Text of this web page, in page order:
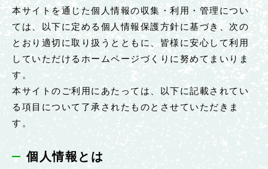
本サイトを通じた個人情報の収集・利用・管理につい
ては、以下に定める個人情報保護方針に基づき、次の
とおり適切に取り扱うとともに、皆様に安心して利用
していただけるホームページづくりに努めてまいりま
す。
本サイトのご利用にあたっては、以下に記載されてい
る項目について了承されたものとさせていただきま
す。
個人情報とは